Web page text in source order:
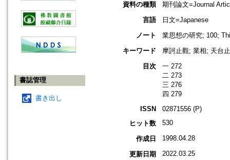
書誌管理
書き出し
資料の種類
期刊論文=Journal
言語
日文=Japanese
ノート
業思想の研究; 100;
キーワード
摩訶止觀; 業相; 天台
目次
一 272
二 273
三 276
四 279
ISSN
02871556 (P)
ヒット数
530
作成日 1998.04.28
更新日期 2022.03.25